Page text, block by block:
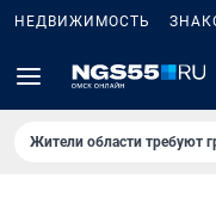
НЕДВИЖИМОСТЬ
Жители области требуют